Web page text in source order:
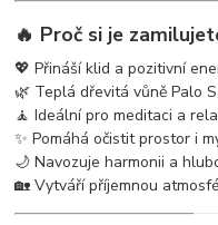
🔥 Proč si je
💖 Přináší klid a pozitivní
🌿 Teplá dřevitá vůně Palo
🧘 Ideální pro meditaci a
✨ Pomáhá očistit prostor i
🌙 Navozuje harmonii a
🏡 Vytváří příjemnou